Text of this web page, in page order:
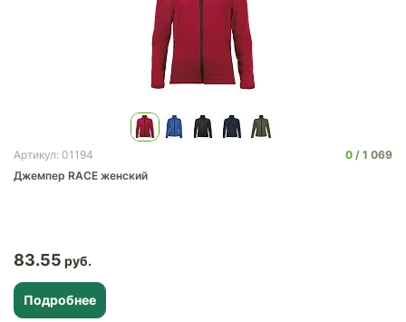
Артикул: 01194 0
1 069
Джемпер RACE женский
83.55
Подробнее